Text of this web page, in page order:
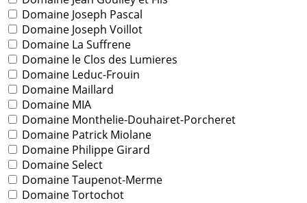
Domaine Joseph Pascal
Domaine Joseph Voillot
Domaine La Suffrene
Domaine le Clos des Lumieres
Domaine Leduc-Frouin
Domaine Maillard
Domaine MIA
Domaine Monthelie-Douhairet-Porcheret
Domaine Patrick Miolane
Domaine Philippe Girard
Domaine Select
Domaine Taupenot-Merme
Domaine Tortochot